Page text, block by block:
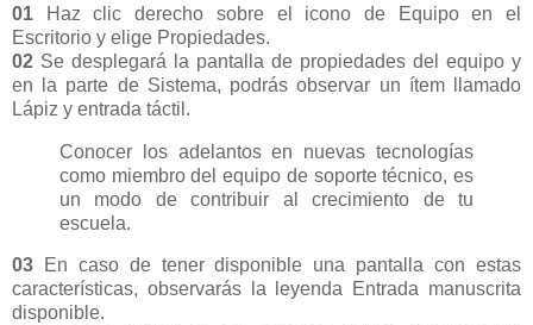
01 Haz clic derecho sobre el icono de Equipo en el
Escritorio y elige Propiedades.
02 Se desplegará la pantalla de propiedades del equipo y
en la parte de Sistema, podrás observar un ítem llamado
Lápiz y entrada táctil.
Conocer los adelantos en nuevas tecnologías
como miembro del equipo de soporte técnico, es
un modo de contribuir al crecimiento de tu
escuela.
03 En caso de tener disponible una pantalla con estas
características, observarás la leyenda Entrada manuscrita
disponible.